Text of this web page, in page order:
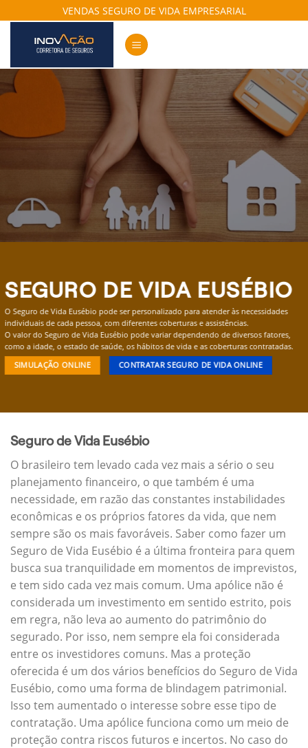
to
content
VENDAS SEGURO DE VIDA EMPRESARIAL
SEGURO DE VIDA EUSÉBIO
O Seguro de Vida Eusébio pode ser personalizado para atender às necessidades
individuais de cada pessoa, com diferentes coberturas e assistências.
O valor do Seguro de Vida Eusébio pode variar dependendo de diversos fatores,
como a idade, o estado de saúde, os hábitos de vida e as coberturas contratadas.
SIMULAÇÃO ONLINE CONTRATAR SEGURO DE VIDA ONLINE
Seguro de Vida Eusébio
O brasileiro tem levado cada vez mais a sério o seu
planejamento financeiro, o que também é uma
necessidade, em razão das constantes instabilidades
econômicas e os próprios fatores da vida, que nem
sempre são os mais favoráveis. Saber como fazer um
Seguro de Vida Eusébio é a última fronteira para quem
busca sua tranquilidade em momentos de imprevistos,
e tem sido cada vez mais comum. Uma apólice não é
considerada um investimento em sentido estrito, pois
em regra, não leva ao aumento do patrimônio do
segurado. Por isso, nem sempre ela foi considerada
entre os investidores comuns. Mas a proteção
oferecida é um dos vários benefícios do Seguro de Vida
Eusébio, como uma forma de blindagem patrimonial.
Isso tem aumentado o interesse sobre esse tipo de
contratação. Uma apólice funciona como um meio de
proteção contra riscos futuros e incertos. No caso do